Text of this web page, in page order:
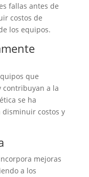
fallas antes de
costos de
los equipos.
que
contribuyan a la
se ha
costos y
mejoras
a los